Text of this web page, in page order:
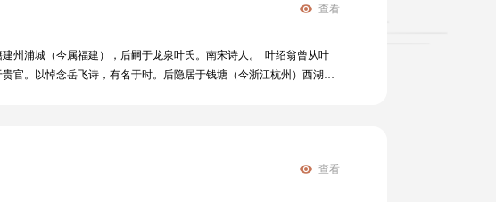
显著的影响，到清初影响更大，有“家剑南而户石湖”的说法。此外，
查看
州浦城（今属福建），后嗣于龙泉叶氏。南宋诗人。 叶绍翁曾从叶
官。以悼念岳飞诗，有名于时。后隐居于钱塘（今浙江杭州）西湖之
查看